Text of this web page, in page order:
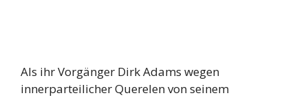
Als ihr Vorgänger Dirk Adams wegen
innerparteilicher Querelen von seinem